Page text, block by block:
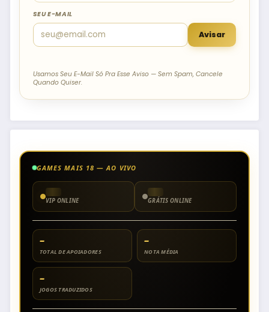
SEU E-MAIL
Avisar
Usamos Seu E-Mail Só Pra Esse Aviso — Sem Spam, Cancele
Quando Quiser.
GAMES MAIS 18 — AO VIVO
VIP ONLINE GRÁTIS ONLINE
–
TOTAL DE APOIADORES
–
NOTA MÉDIA
–
JOGOS TRADUZIDOS